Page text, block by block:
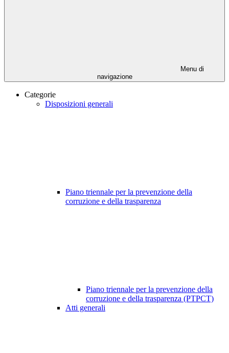
Menu di
navigazione
Categorie
Disposizioni generali
Piano triennale per la prevenzione della
corruzione e della trasparenza
Piano triennale per la prevenzione della
corruzione e della trasparenza (PTPCT)
Atti generali